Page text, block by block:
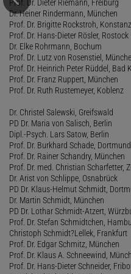
Prof. Dr. Dieter Riemann, Freiburg
Dr. Heiner Rindermann, München
Prof. Dr. Brigitte Rockstroh, Konstanz
Prof. Dr. Hans-Dieter Rösler, Rostock
Dr. Elke Rohrmann, Bochum
Prof. Dr. Lutz von Rosenstiel,
Prof. Dr. Heinrich Peter Rüddel, Bad
Prof. Dr. Franz Ruppert, München
Prof. Dr. Ruth Rustemeyer, Koblenz
Dr. Christel Salewski, Greifswald
PD Dr. Maria von Salisch, Berlin
Dipl.-Psych. Lars Satow, Berlin
Prof. Dr. Burkhard Schade, Dortmund
Prof. Dr. Rainer Schandry, München
Prof. Dr. med. Christian Scharfetter,
Dr. Arist von Schlippe, Osnabrück
PD Dr. Klaus-Helmut Schmidt,
Dr. Martin Schmidt, München
PD Dr. Lothar Schmidt-Atzert,
Prof. Dr. Stefan Schmidtchen,
Christoph Schmidt?Lellek, Frankfurt
Prof. Dr. Edgar Schmitz, München
Prof. Dr. Klaus A. Schneewind,
Prof. Dr. Hans-Dieter Schneider,